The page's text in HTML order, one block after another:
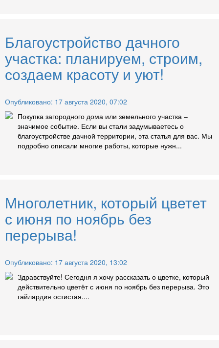
Благоустройство дачного
участка: планируем, строим,
создаем красоту и уют!
Опубликовано: 17 августа 2020, 07:02
Покупка загородного дома или земельного участка –
значимое событие. Если вы стали задумываетесь о
благоустройстве дачной территории, эта статья для вас. Мы
подробно описали многие работы, которые нужн...
Многолетник, который цветет
с июня по ноябрь без
перерыва!
Опубликовано: 17 августа 2020, 13:02
Здравствуйте! Сегодня я хочу рассказать о цветке, который
действительно цветёт с июня по ноябрь без перерыва. Это
гайлардия остистая....